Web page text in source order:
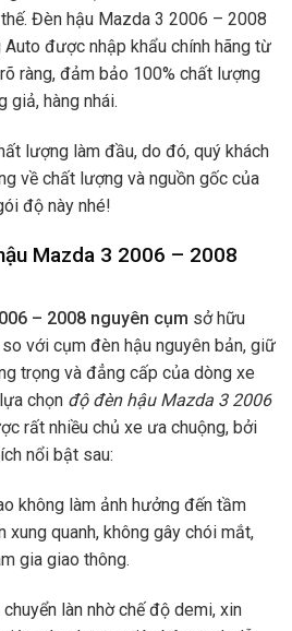
Đèn hậu Mazda 3 2006 – 2008
được nhập khẩu chính hãng từ
ràng, đảm bảo 100% chất lượng
giả, hàng nhái.
lượng làm đầu, do đó, quý khách
về chất lượng và nguồn gốc của
độ này nhé!
Mazda 3 2006 – 2008
– 2008 nguyên cụm sở hữu
với cụm đèn hậu nguyên bản, giữ
trọng và đẳng cấp của dòng xe
chọn độ đèn hậu Mazda 3 2006
rất nhiều chủ xe ưa chuộng, bởi
nổi bật sau:
không làm ảnh hưởng đến tầm
xung quanh, không gây chói mắt,
gia giao thông.
làn nhờ chế độ demi, xin